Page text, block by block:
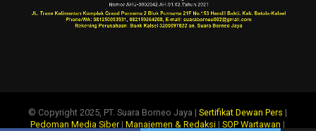
© Copyright 2025, PT. Suara Borneo Jaya |Sertifikat Dewan Pers |
Pedoman Media Siber|Manajemen & Redaksi |SOP Wartawan |